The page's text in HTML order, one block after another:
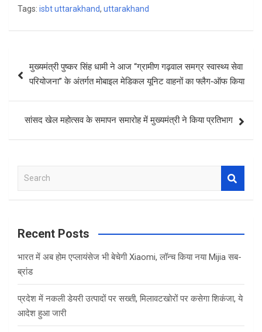
Tags: isbt uttarakhand, uttarakhand
navigation
मुख्यमंत्री पुष्कर सिंह धामी ने आज “ग्रामीण गढ़वाल समग्र स्वास्थ्य सेवा
परियोजना” के अंतर्गत मोबाइल मेडिकल यूनिट वाहनों का फ्लैग‑ऑफ किया
सांसद खेल महोत्सव के समापन समारोह में मुख्यमंत्री ने किया प्रतिभाग
a
c
Recent Posts
भारत में अब होम एप्लायंसेज भी बेचेगी Xiaomi, लॉन्च किया नया Mijia सब-
ब्रांड
प्रदेश में नकली डेयरी उत्पादों पर सख्ती, मिलावटखोरों पर कसेगा शिकंजा, ये
आदेश हुआ जारी